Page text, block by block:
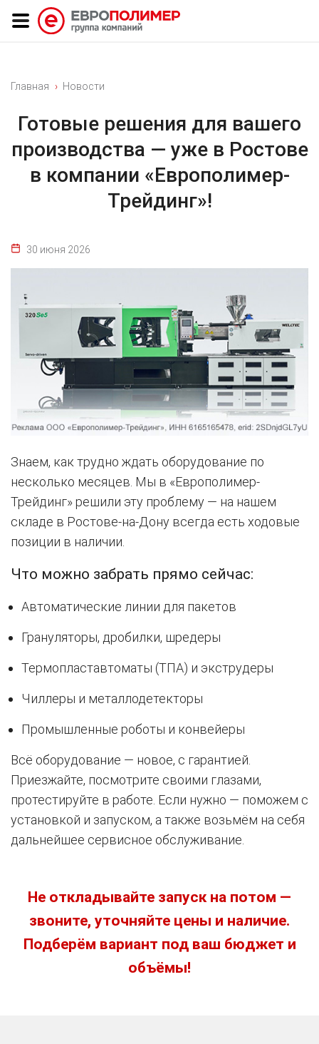
Главная Новости
Готовые решения для вашего
производства — уже в Ростове
в компании «Европолимер-
Трейдинг»!
30 июня 2026
Знаем, как трудно ждать оборудование по
несколько месяцев. Мы в «Европолимер-
Трейдинг» решили эту проблему — на нашем
складе в Ростове-на-Дону всегда есть ходовые
позиции в наличии.
Что можно забрать прямо сейчас:
Автоматические линии для пакетов
Грануляторы, дробилки, шредеры
Термопластавтоматы (ТПА) и экструдеры
Чиллеры и металлодетекторы
Промышленные роботы и конвейеры
Всё оборудование — новое, с гарантией.
Приезжайте, посмотрите своими глазами,
протестируйте в работе. Если нужно — поможем с
установкой и запуском, а также возьмём на себя
дальнейшее сервисное обслуживание.
Не откладывайте запуск на потом —
звоните, уточняйте цены и наличие.
Подберём вариант под ваш бюджет и
объёмы!